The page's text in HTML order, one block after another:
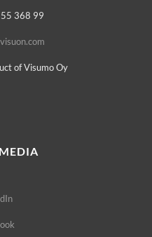
368 99
of Visumo Oy